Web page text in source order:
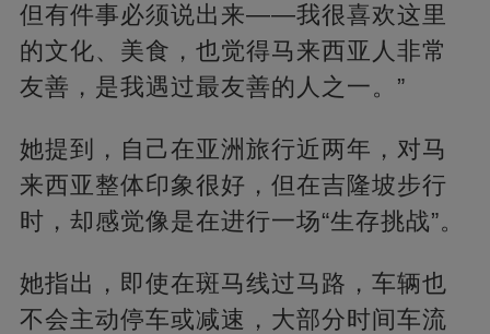
但有件事必须说出来——我很喜欢这里
的文化、美食，也觉得马来西亚人非常
友善，是我遇过最友善的人之一。”
她提到，自己在亚洲旅行近两年，对马
来西亚整体印象很好，但在吉隆坡步行
时，却感觉像是在进行一场“生存挑战”。
她指出，即使在斑马线过马路，车辆也
不会主动停车或减速，大部分时间车流